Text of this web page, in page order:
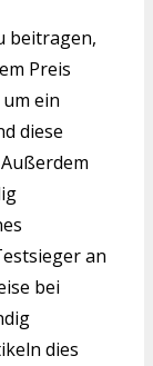
beitragen,
Preis
ein
diese
an
bei
dies